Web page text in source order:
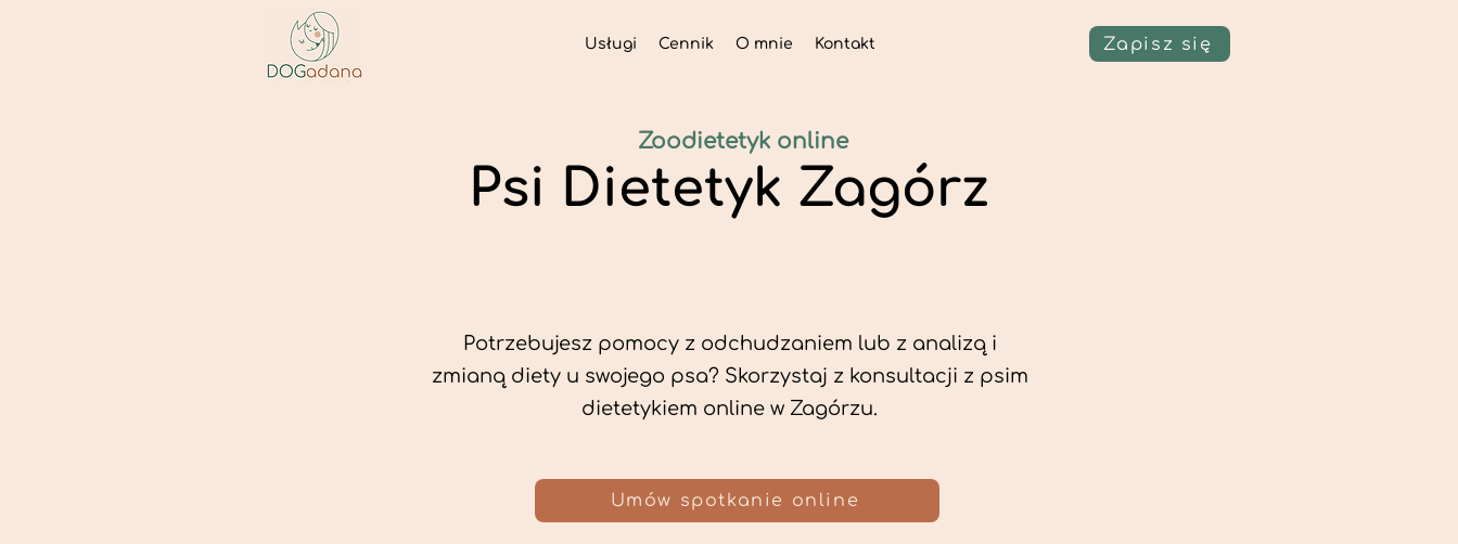
Usługi Cennik O mnie Kontakt Zapisz się
Psi Dietetyk Zagórz
Potrzebujesz pomocy z odchudzaniem lub z analizą i
zmianą diety u swojego psa? Skorzystaj z konsultacji z psim
dietetykiem online w Zagórzu.
Zoodietetyk online
Umów spotkanie online